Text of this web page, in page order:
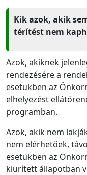
Kik azok, akik
térítést nem
Azok, akiknek
rendezésére a
esetükben az
elhelyezést
programban.
Azok, akik nem
nem elérhetőek,
esetükben az
kiürített állapotban